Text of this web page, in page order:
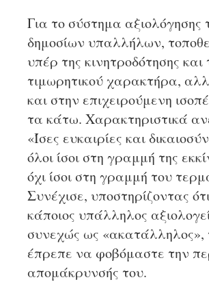
Για το σύστημα αξιολόγησης
δημοσίων υπαλλήλων,
υπέρ της κινητροδότησης και
τιμωρητικού χαρακτήρα,
και στην επιχειρούμενη
τα κάτω. Χαρακτηριστικά
«Ίσες ευκαιρίες και
όλοι ίσοι στη γραμμή της
όχι ίσοι στη γραμμή του
Συνέχισε, υποστηρίζοντας
κάποιος υπάλληλος
συνεχώς ως «ακατάλληλος»,
έπρεπε να φοβόμαστε την
απομάκρυνσής του.